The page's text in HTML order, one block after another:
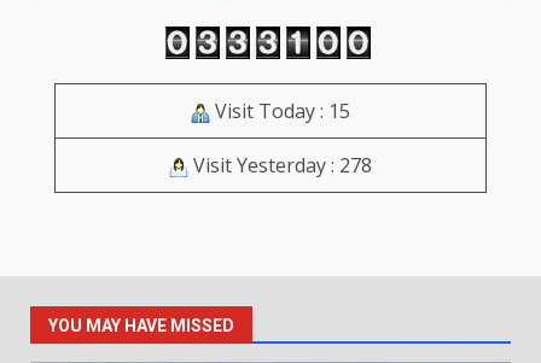
Visit Today : 15
Visit Yesterday : 278
YOU MAY HAVE MISSED